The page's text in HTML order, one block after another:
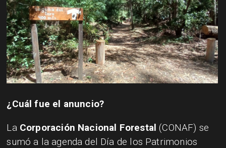
¿Cuál fue el anuncio?
La Corporación Nacional Forestal (CONAF) se
sumó a la agenda del Día de los Patrimonios